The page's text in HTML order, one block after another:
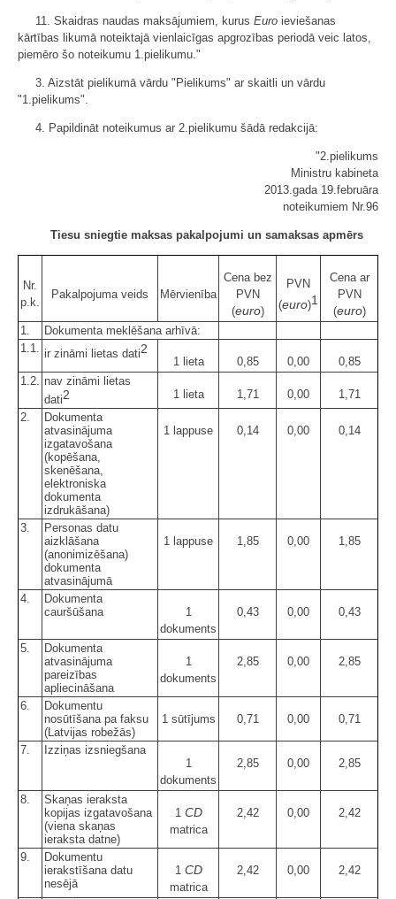
11. Skaidras naudas maksājumiem, kurus Euro ieviešanas
kārtības likumā noteiktajā vienlaicīgas apgrozības periodā veic latos,
piemēro šo noteikumu 1.pielikumu."
3. Aizstāt pielikumā vārdu "Pielikums" ar skaitli un vārdu
"1.pielikums".
4. Papildināt noteikumus ar 2.pielikumu šādā redakcijā:
"2.pielikums
Ministru kabineta
2013.gada 19.februāra
noteikumiem Nr.96
Tiesu sniegtie maksas pakalpojumi un samaksas apmērs
Nr.
p.k.
Pakalpojuma veids Mērvienība
Cena bez
PVN
(euro)
PVN
(euro)1
Cena ar
PVN
(euro)
1.
Dokumenta meklēšana arhīvā:
1.1. ir zināmi lietas dati2
1 lieta 0,85 0,00
0,85
1.2. nav zināmi lietas
dati2 1 lieta 1,71 0,00
1,71
2.
Dokumenta
atvasinājuma
izgatavošana
(kopēšana,
skenēšana,
elektroniska
dokumenta
izdrukāšana)
1 lappuse 0,14 0,00 0,14
3.
Personas datu
aizklāšana
(anonimizēšana)
dokumenta
atvasinājumā
1 lappuse 1,85 0,00 1,85
4.
Dokumenta
cauršūšana
1
dokuments
0,43 0,00 0,43
5.
Dokumenta
atvasinājuma
pareizības
apliecināšana
1
dokuments
2,85 0,00 2,85
6.
Dokumentu
nosūtīšana pa faksu
(Latvijas robežās)
1 sūtījums 0,71 0,00 0,71
7.
Izziņas izsniegšana
1
dokuments
2,85 0,00 2,85
8.
Skaņas ieraksta
kopijas izgatavošana
(viena skaņas
ieraksta datne)
1 CD
matrica
2,42 0,00 2,42
9.
Dokumentu
ierakstīšana datu
nesējā
1 CD
matrica
2,42 0,00 2,42